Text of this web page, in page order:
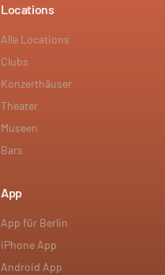
Locations
Alle Locations
Clubs
Konzerthäuser
Theater
Museen
Bars
App
App für Berlin
iPhone App
Android App